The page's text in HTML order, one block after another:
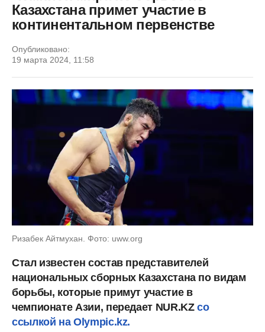
Казахстана примет участие в
континентальном первенстве
Опубликовано:
19 марта 2024, 11:58
Ризабек Айтмухан. Фото: uww.org
Стал известен состав представителей
национальных сборных Казахстана по видам
борьбы, которые примут участие в
чемпионате Азии, передает NUR.KZсо
ссылкой на Olympic.kz.